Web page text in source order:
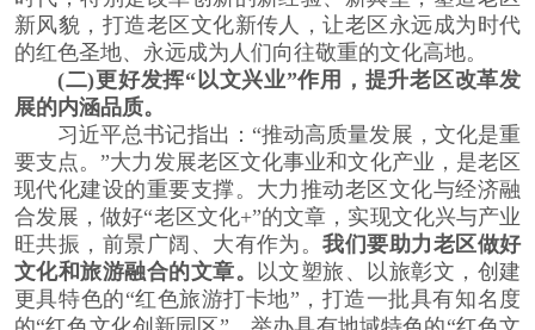
新风貌，打造老区文化新传人，让老区永远成为时代
的红色圣地、永远成为人们向往敬重的文化高地。
(二)更好发挥“以文兴业”作用，提升老区改革发
展的内涵品质。
习近平总书记指出：“推动高质量发展，文化是重
要支点。”大力发展老区文化事业和文化产业，是老区
现代化建设的重要支撑。大力推动老区文化与经济融
合发展，做好“老区文化+”的文章，实现文化兴与产业
旺共振，前景广阔、大有作为。我们要助力老区做好
文化和旅游融合的文章。
以文塑旅、以旅彰文，创建
更具特色的“红色旅游打卡地”，打造一批具有知名度